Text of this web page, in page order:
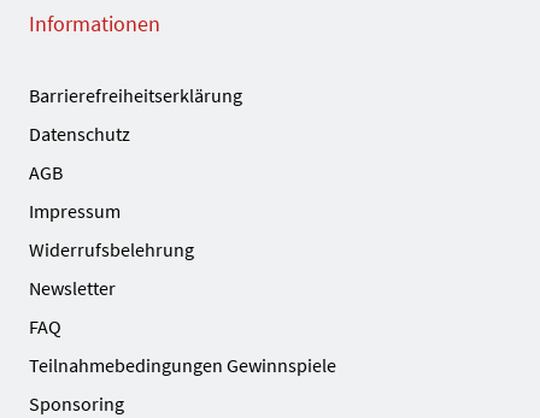
Informationen
Barrierefreiheitserklärung
Datenschutz
AGB
Impressum
Widerrufsbelehrung
Newsletter
FAQ
Teilnahmebedingungen Gewinnspiele
Sponsoring